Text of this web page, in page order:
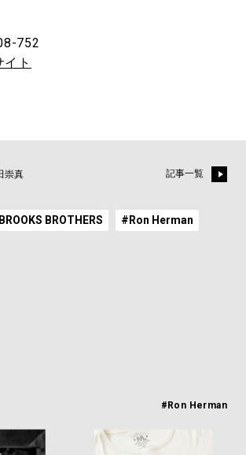
752
ト
崇真 記事一覧
BROTHERS #Ron Herman
#Ron Herman